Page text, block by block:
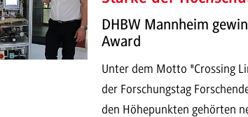
DHBW Mannheim
Award
Unter dem Motto "Crossing
der Forschungstag
den Höhepunkten gehörten